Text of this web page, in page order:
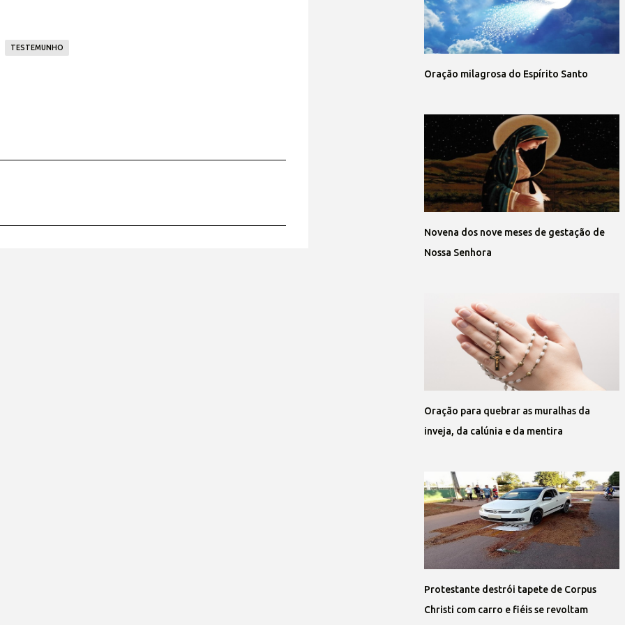
TESTEMUNHO
Oração milagrosa do Espírito Santo
Novena dos nove meses de gestação de
Nossa Senhora
Oração para quebrar as muralhas da
inveja, da calúnia e da mentira
Protestante destrói tapete de Corpus
Christi com carro e fiéis se revoltam